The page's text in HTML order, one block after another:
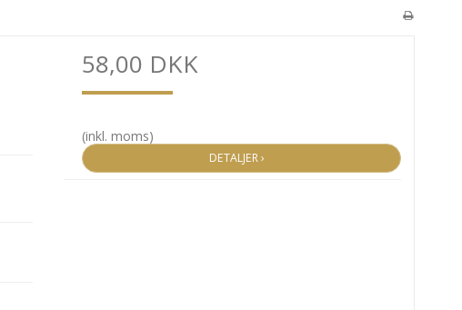
58,00 DKK
(inkl. moms)
DETALJER ›